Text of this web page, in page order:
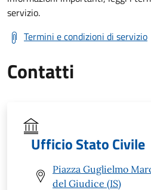
servizio.
Termini e condizioni di servizio
Contatti
Ufficio Stato Civile
Piazza Guglielmo
del Giudice (IS)